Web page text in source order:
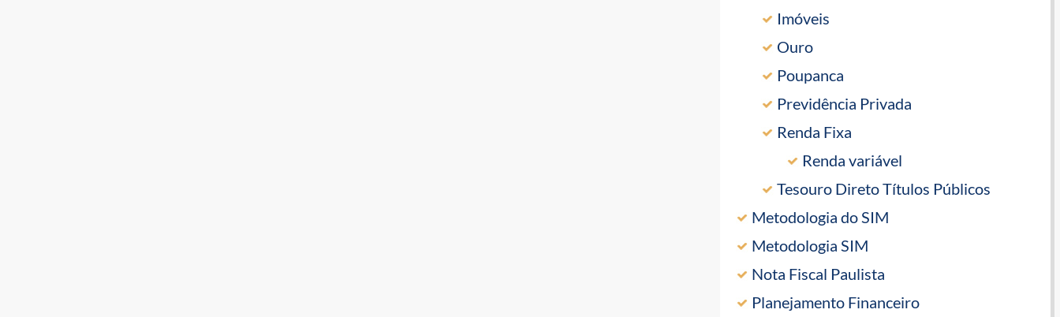
Imóveis
Ouro
Poupanca
Previdência Privada
Renda Fixa
Renda variável
Tesouro Direto Títulos Públicos
Metodologia do SIM
Metodologia SIM
Nota Fiscal Paulista
Planejamento Financeiro